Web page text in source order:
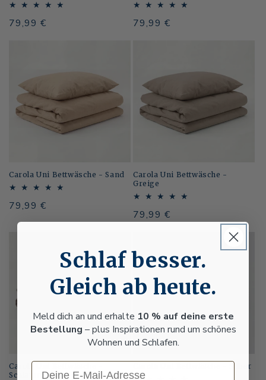
Normaler
79,99 €
Normaler
79,99 €
Carola Uni Bettwäsche - Sand
Normaler
Preis
79,99 €
Carola Uni Bettwäsche -
Greige
Normaler
79,99 €
Carola Uni Bettwäsche -
Schlamm
Carola Uni Bettwäsche - Silber
Schlaf besser.
Gleich ab heute.
Meld dich an und erhalte 10 % auf deine erste
Bestellung – plus Inspirationen rund um schönes
Wohnen und Schlafen.
Email